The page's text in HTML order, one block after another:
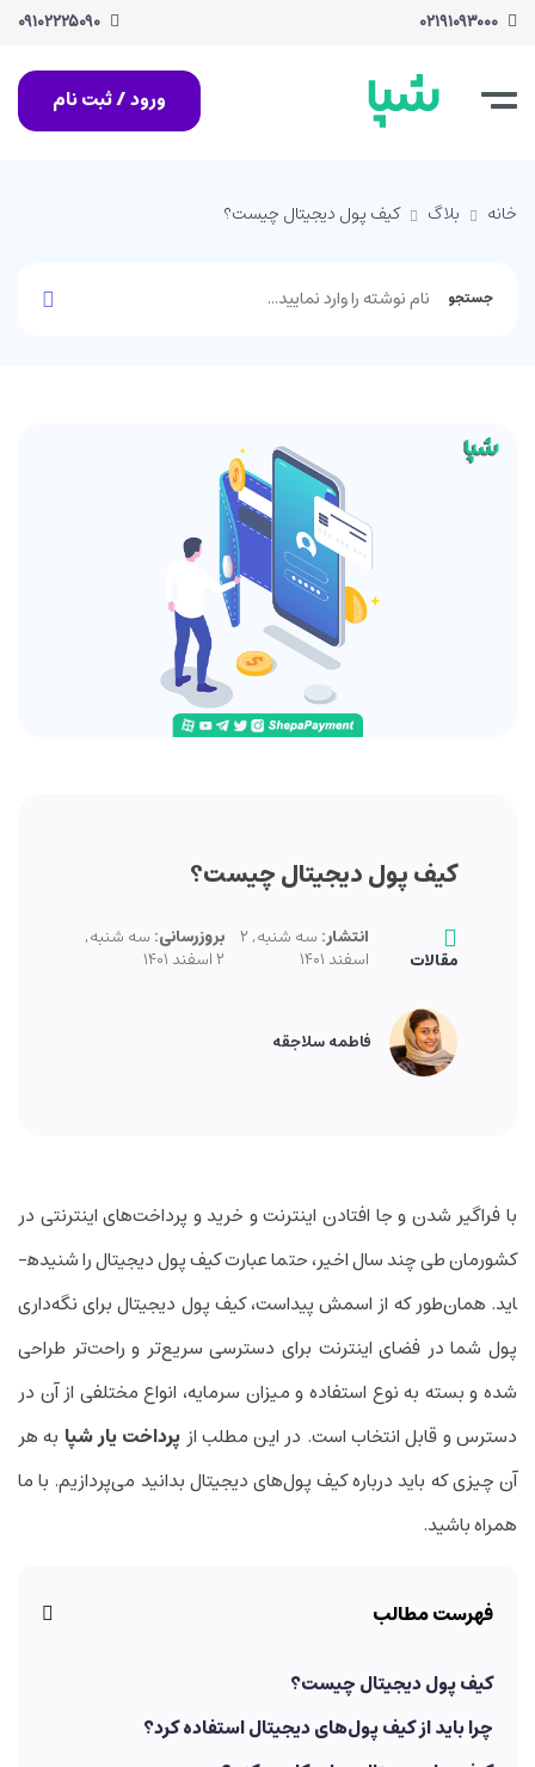
۰۲۱۹۱۰۹۳۰۰۰ ۰۹۱۰۲۲۲۵۰۹۰
ورود / ثبت نام
خانه بلاگ کیف پول دیجیتال چیست؟
جستجو
کیف پول دیجیتال چیست؟
مقالات
انتشار:
سه شنبه, ۲
اسفند ۱۴۰۱
بروزرسانی: سه شنبه,
۲ اسفند ۱۴۰۱
فاطمه سلاجقه
با فراگیر شدن و جا افتادن اینترنت و خرید و پرداخت‌های اینترنتی در
کشورمان طی چند سال اخیر، حتما عبارت کیف پول دیجیتال را شنیده­
اید. همان‌طور که از اسمش پیداست، کیف پول دیجیتال برای نگه‌داری
پول شما در فضای اینترنت برای دسترسی سریع‌تر و راحت‌تر طراحی
شده و بسته به نوع استفاده و میزان سرمایه، انواع مختلفی از آن در
دسترس و قابل انتخاب است. در این مطلب ازپرداخت یار شپا به هر
آن چیزی که باید درباره کیف پول‌های دیجیتال بدانید می‌پردازیم. با ما
همراه باشید.
فهرست مطالب
کیف پول دیجیتال چیست؟
چرا باید از کیف پول‌های دیجیتال استفاده کرد؟